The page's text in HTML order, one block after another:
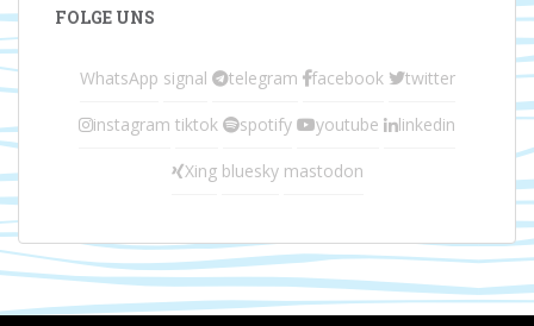
FOLGE UNS
WhatsApp signal telegram facebook twitter
instagram tiktok spotify youtube linkedin
Xing bluesky mastodon